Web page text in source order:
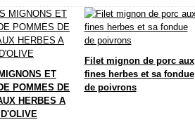
ET
POMMES DE
HERBES A
Filet mignon de porc aux
fines herbes et sa fondue
de poivrons